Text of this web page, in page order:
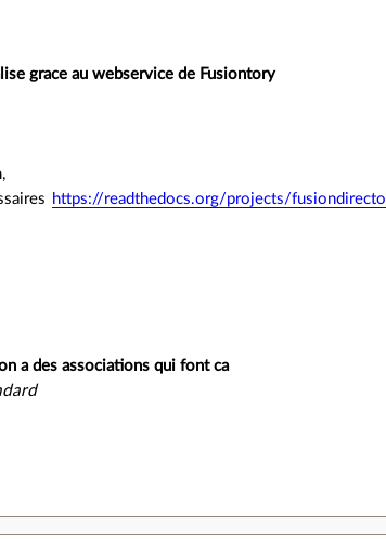
grace au webservice de Fusiontory
https://readthedocs.org/projects/
a des associations qui font ca